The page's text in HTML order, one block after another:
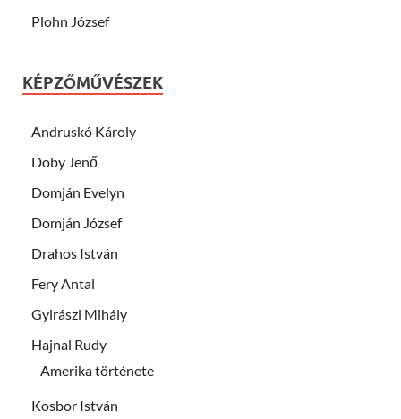
Plohn József
KÉPZŐMŰVÉSZEK
Andruskó Károly
Doby Jenő
Domján Evelyn
Domján József
Drahos István
Fery Antal
Gyirászi Mihály
Hajnal Rudy
Amerika története
Kosbor István